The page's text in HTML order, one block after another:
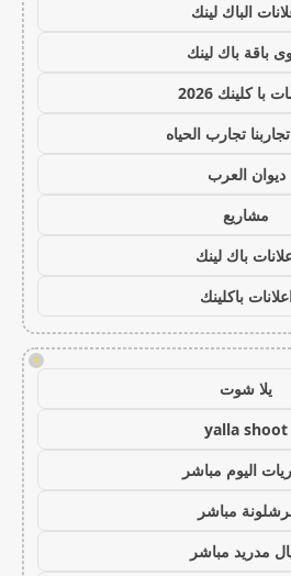
الباك لينك
باقة باك لينك
با كلينك 2026
تجارب الحياه
ديوان العرب
مشاريع
باك لينك
اعلانات باكلينك
!
يلا شوت
yalla shoot
اليوم مباشر
مباشر
مدريد مباشر